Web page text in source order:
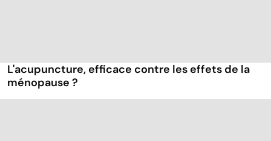
L'acupuncture, efficace contre les effets de la
ménopause ?